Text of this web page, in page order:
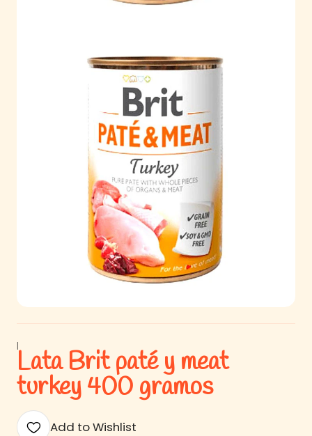
|
Lata Brit paté y meat
turkey 400 gramos
Add to Wishlist